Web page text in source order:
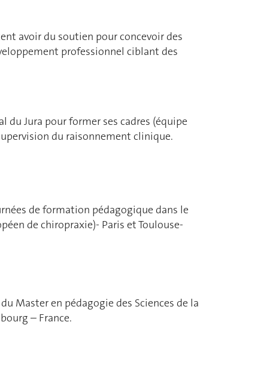
avoir du soutien pour concevoir des
professionnel ciblant des
du Jura pour former ses cadres (équipe
du raisonnement clinique.
de formation pédagogique dans le
de chiropraxie)- Paris et Toulouse-
Master en pédagogie des Sciences de la
– France.